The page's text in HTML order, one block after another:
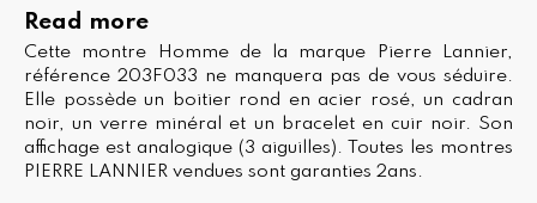
Read more
Cette montre Homme de la marque Pierre Lannier,
référence 203F033 ne manquera pas de vous séduire.
Elle possède un boitier rond en acier rosé, un cadran
noir, un verre minéral et un bracelet en cuir noir. Son
affichage est analogique (3 aiguilles). Toutes les montres
PIERRE LANNIER vendues sont garanties 2ans.